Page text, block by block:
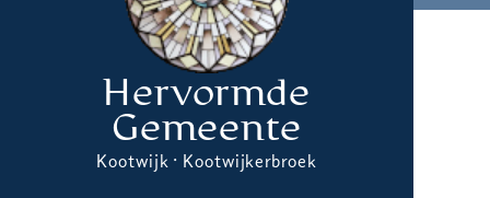
Hervormde
Gemeente
Kootwijk · Kootwijkerbroek